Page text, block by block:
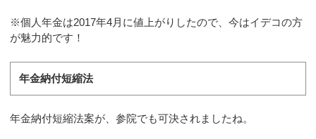
※個人年金は2017年4月に値上がりしたので、今はイデコの方
が魅力的です！
年金納付短縮法
年金納付短縮法案が、参院でも可決されましたね。